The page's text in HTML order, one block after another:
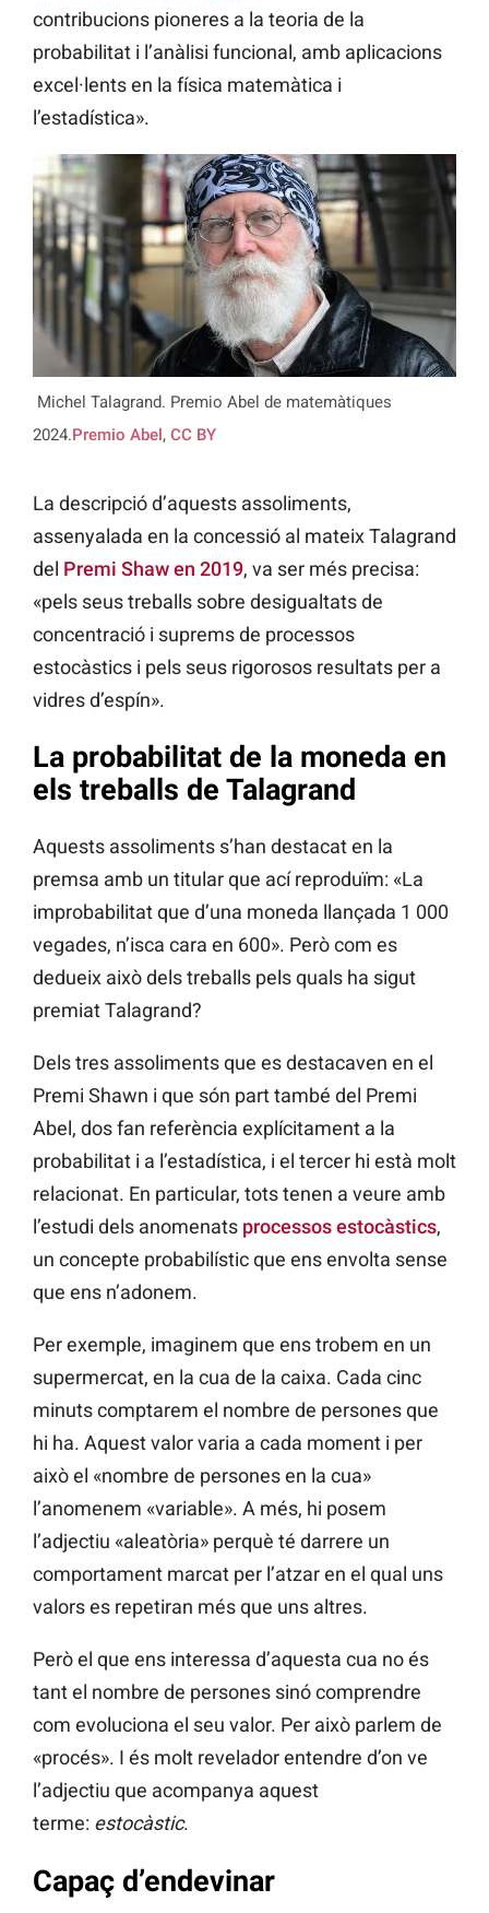
contribucions pioneres a la teoria de la
probabilitat i l’anàlisi funcional, amb aplicacions
excel·lents en la física matemàtica i
l’estadística».
Michel Talagrand. Premio Abel de matemàtiques
2024.Premio Abel, CC BY
La descripció d’aquests assoliments,
assenyalada en la concessió al mateix Talagrand
del Premi Shaw en 2019, va ser més precisa:
«pels seus treballs sobre desigualtats de
concentració i suprems de processos
estocàstics i pels seus rigorosos resultats per a
vidres d’espín».
La probabilitat de la moneda en
els treballs de Talagrand
Aquests assoliments s’han destacat en la
premsa amb un titular que ací reproduïm: «La
improbabilitat que d’una moneda llançada 1 000
vegades, n’isca cara en 600». Però com es
dedueix això dels treballs pels quals ha sigut
premiat Talagrand?
Dels tres assoliments que es destacaven en el
Premi Shawn i que són part també del Premi
Abel, dos fan referència explícitament a la
probabilitat i a l’estadística, i el tercer hi està molt
relacionat. En particular, tots tenen a veure amb
l’estudi dels anomenats processos estocàstics,
un concepte probabilístic que ens envolta sense
que ens n’adonem.
Per exemple, imaginem que ens trobem en un
supermercat, en la cua de la caixa. Cada cinc
minuts comptarem el nombre de persones que
hi ha. Aquest valor varia a cada moment i per
això el «nombre de persones en la cua»
l’anomenem «variable». A més, hi posem
l’adjectiu «aleatòria» perquè té darrere un
comportament marcat per l’atzar en el qual uns
valors es repetiran més que uns altres.
Però el que ens interessa d’aquesta cua no és
tant el nombre de persones sinó comprendre
com evoluciona el seu valor. Per això parlem de
«procés». I és molt revelador entendre d’on ve
l’adjectiu que acompanya aquest
terme: estocàstic.
Capaç d’endevinar